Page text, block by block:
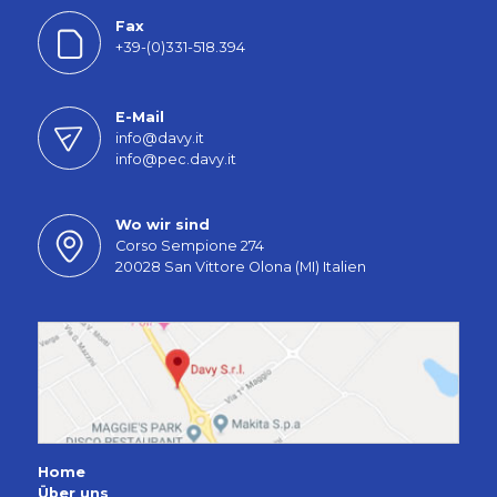
Fax
+39-(0)331-518.394
E-Mail
info@davy.it
info@pec.davy.it
Wo wir sind
Corso Sempione 274
20028 San Vittore Olona (MI) Italien
Home
Über uns